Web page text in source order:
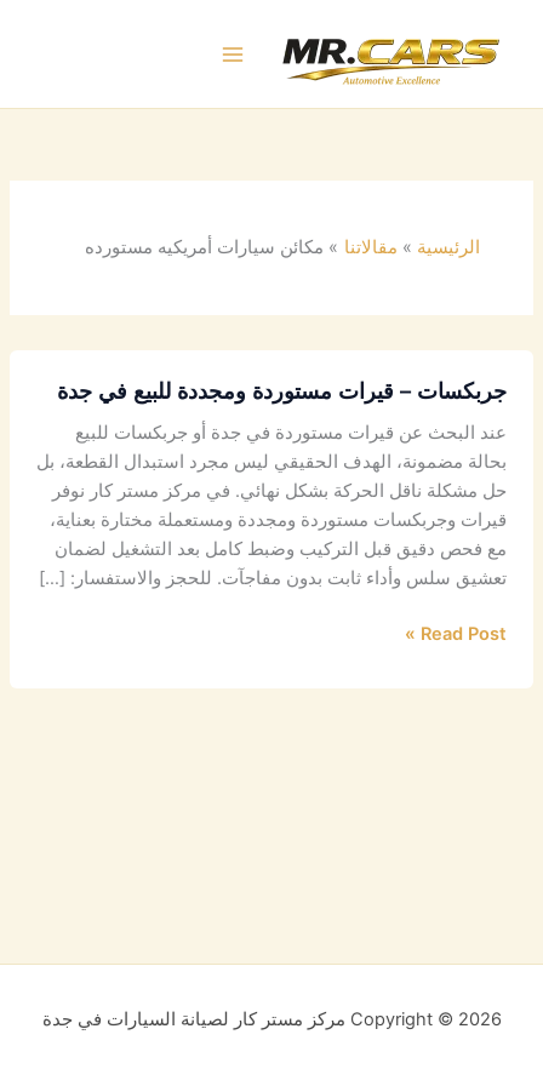
المحتوى
الرئيسية مقالاتنا مكائن سيارات أمريكيه مستورده
جربكسات – قيرات مستوردة ومجددة للبيع في جدة
عند البحث عن قيرات مستوردة في جدة أو جربكسات للبيع
بحالة مضمونة، الهدف الحقيقي ليس مجرد استبدال القطعة، بل
حل مشكلة ناقل الحركة بشكل نهائي. في مركز مستر كار نوفر
قيرات وجربكسات مستوردة ومجددة ومستعملة مختارة بعناية،
مع فحص دقيق قبل التركيب وضبط كامل بعد التشغيل لضمان
تعشيق سلس وأداء ثابت بدون مفاجآت. للحجز والاستفسار: […]
Read Post »
Copyright © 2026 مركز مستر كار لصيانة السيارات في جدة